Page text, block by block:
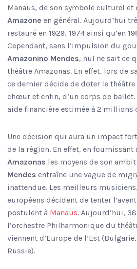
Manaus, de son symbole culturel et
Amazone en général. Aujourd’hui
restauré en 1929, 1974 ainsi qu’en
Cependant, sans l’impulsion du
Amazonino Mendes, nul ne sait ce
théâtre Amazonas. En effet, lors de
ce dernier décide de doter le théâtre
chœur et enfin, d’un corps de ballet.
aide financière estimée à 2 millions
Une décision qui aura un impact
de la région. En effet, en fournissant
Amazonas les moyens de son
Mendes entraîne une vague de
inattendue. Les meilleurs
européens décident de tenter
postulent à Manaus. Aujourd’hui,
l’orchestre Philharmonique du
viennent d’Europe de l’Est
Russie).